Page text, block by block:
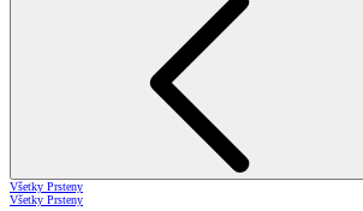
Všetky Prsteny
Všetky Prsteny